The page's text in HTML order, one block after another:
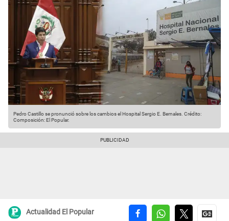
Pedro Castillo se pronunció sobre los cambios el Hospital Sergio E. Bernales. Crédito:
Composición: El Popular.
Actualidad El Popular